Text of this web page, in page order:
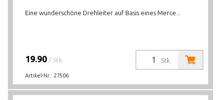
Eine wunderschöne Drehleiter auf Basis eines Merce...
Stk.
19.90 / Stk.
Artikel-Nr.: 27506